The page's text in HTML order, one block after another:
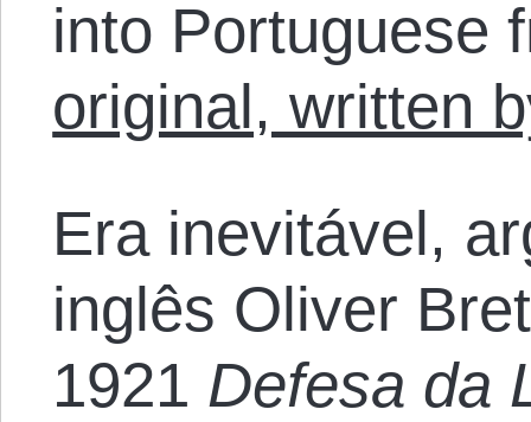
into Portuguese
original, written
Era inevitável,
inglês Oliver
1921 Defesa da